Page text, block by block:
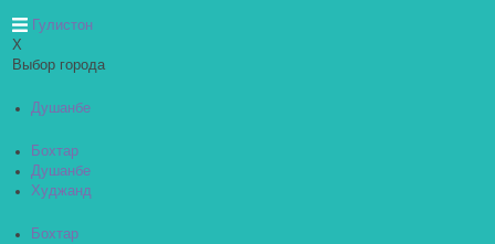
Гулистон
X
Выбор города
Душанбе
Бохтар
Душанбе
Худжанд
Бохтар